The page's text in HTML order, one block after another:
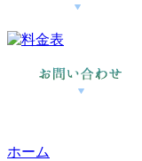
ホーム